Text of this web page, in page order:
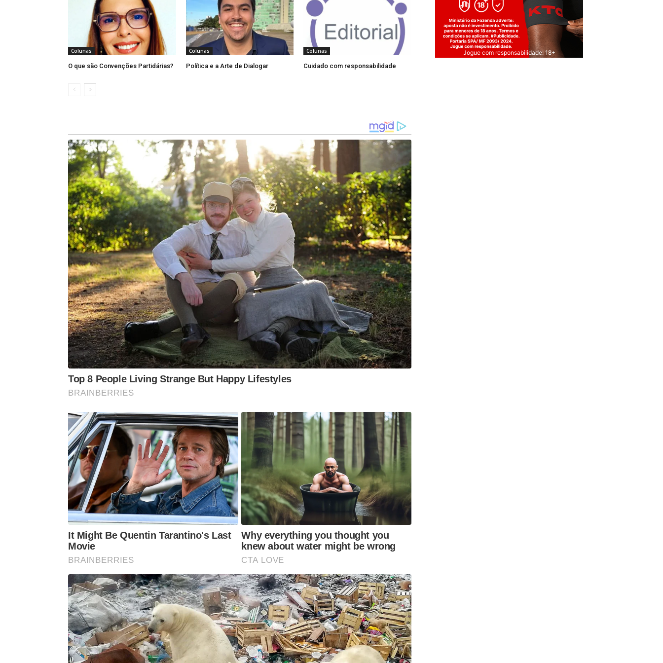
uma constituição soberana e as instituições funcionam. O Judiciário é autônomo e
não pode se vergar às chantagens de outra nação. O mundo, hoje, vive um período
sombrio, onde as democracias são atacadas a todo momento por falta de controle
das bigtecs e o excesso de fake news.
O escritor e analista político, Giuliano Da Empoli, no seu livro “Os Engenheiros do
Caos”, já alertava para essas mudanças. O Brasil precisa de uma reforma política
a democracia de escudo para dar golpe de estado é um modelo rotineiro de
autocratas e ditadores pelo mundo afora.
(*) Sinézio Vilela Santiago é aposentado
Colunas
O que são Convenções Partidárias?
Colunas
Política e a Arte de Dialogar
Colunas
Cuidado com responsabilidade
Top 8 People Living Strange But Happy Lifestyles
BRAINBERRIES
It Might Be Quentin Tarantino's Last
Movie
BRAINBERRIES
Why everything you thought you
knew about water might be wrong
CTA LOVE
Jogue com responsabilidade. 18+